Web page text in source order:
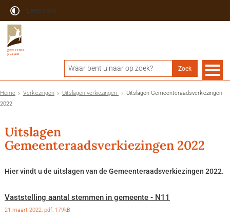
Lees voor
Home Verkiezingen Uitslagen verkiezingen
Uitslagen Gemeenteraadsverkiezingen
2022
Uitslagen
Gemeenteraadsverkiezingen 2022
Hier vindt u de uitslagen van de Gemeenteraadsverkiezingen 2022.
Vaststelling aantal stemmen in gemeente - N11
21 maart 2022, pdf, 179kB